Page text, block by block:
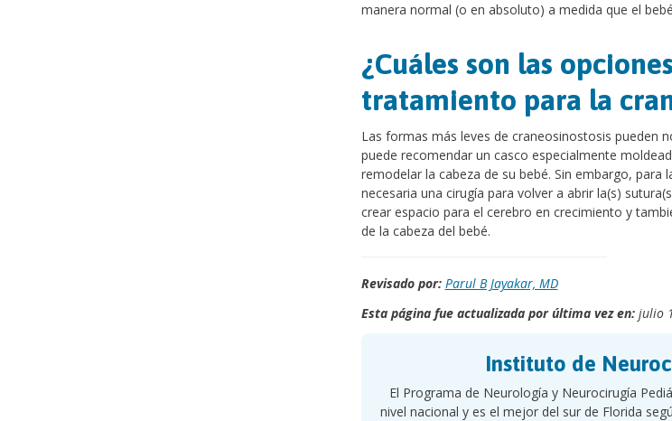
manera normal (o en absoluto) a medida que el
¿Cuáles son las
tratamiento para la
Las formas más leves de craneosinostosis pueden
puede recomendar un casco especialmente
remodelar la cabeza de su bebé. Sin embargo, para
necesaria una cirugía para volver a abrir la(s)
crear espacio para el cerebro en crecimiento y
de la cabeza del bebé.
Revisado por: Parul B Jayakar, MD
Esta página fue actualizada por última vez en:julio
Instituto de
El Programa de Neurología y Neurocirugía
nivel nacional y es el mejor del sur de Florida